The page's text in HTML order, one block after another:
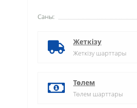
Саны:
Жеткізу
Жеткізу шарттары
Төлем
Төлем шарттары